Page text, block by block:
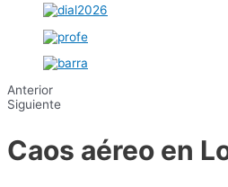
Anterior
Siguiente
Caos aéreo en